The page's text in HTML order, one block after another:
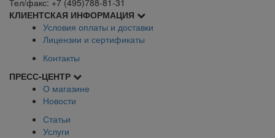
КЛИЕНТСКАЯ ИНФОРМАЦИЯ
Условия оплаты и доставки
Лицензии и сертификаты
Контакты
ПРЕСС-ЦЕНТР
О магазине
Новости
Статьи
Услуги